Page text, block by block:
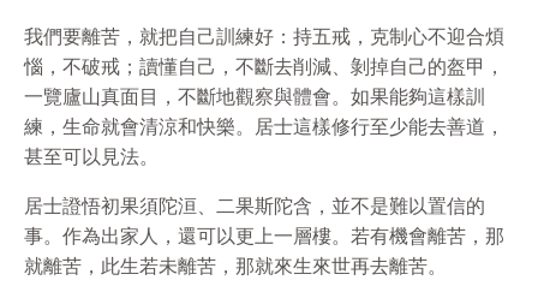
我們要離苦，就把自己訓練好：持五戒，克制心不迎合煩
惱，不破戒；讀懂自己，不斷去削減、剝掉自己的盔甲，
一覽廬山真面目，不斷地觀察與體會。如果能夠這樣訓
練，生命就會清涼和快樂。居士這樣修行至少能去善道，
甚至可以見法。
居士證悟初果須陀洹、二果斯陀含，並不是難以置信的
事。作為出家人，還可以更上一層樓。若有機會離苦，那
就離苦，此生若未離苦，那就來生來世再去離苦。